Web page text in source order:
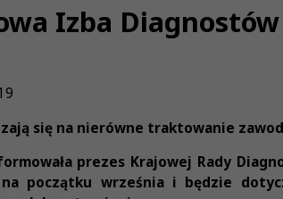
Izba
się na nierówne traktowanie
prezes Krajowej Rady
na początku września i będzie